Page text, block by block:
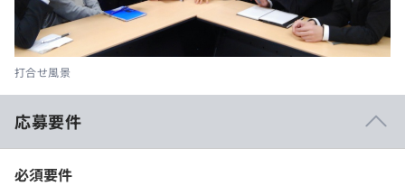
打合せ風景
応募要件
必須要件